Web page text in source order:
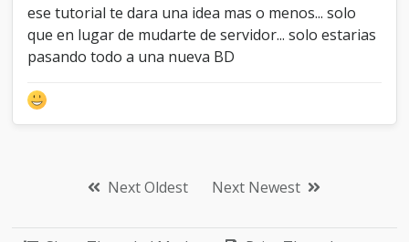
ese tutorial te dara una idea mas o menos... solo
que en lugar de mudarte de servidor... solo estarias
pasando todo a una nueva BD
Next Oldest Next Newest